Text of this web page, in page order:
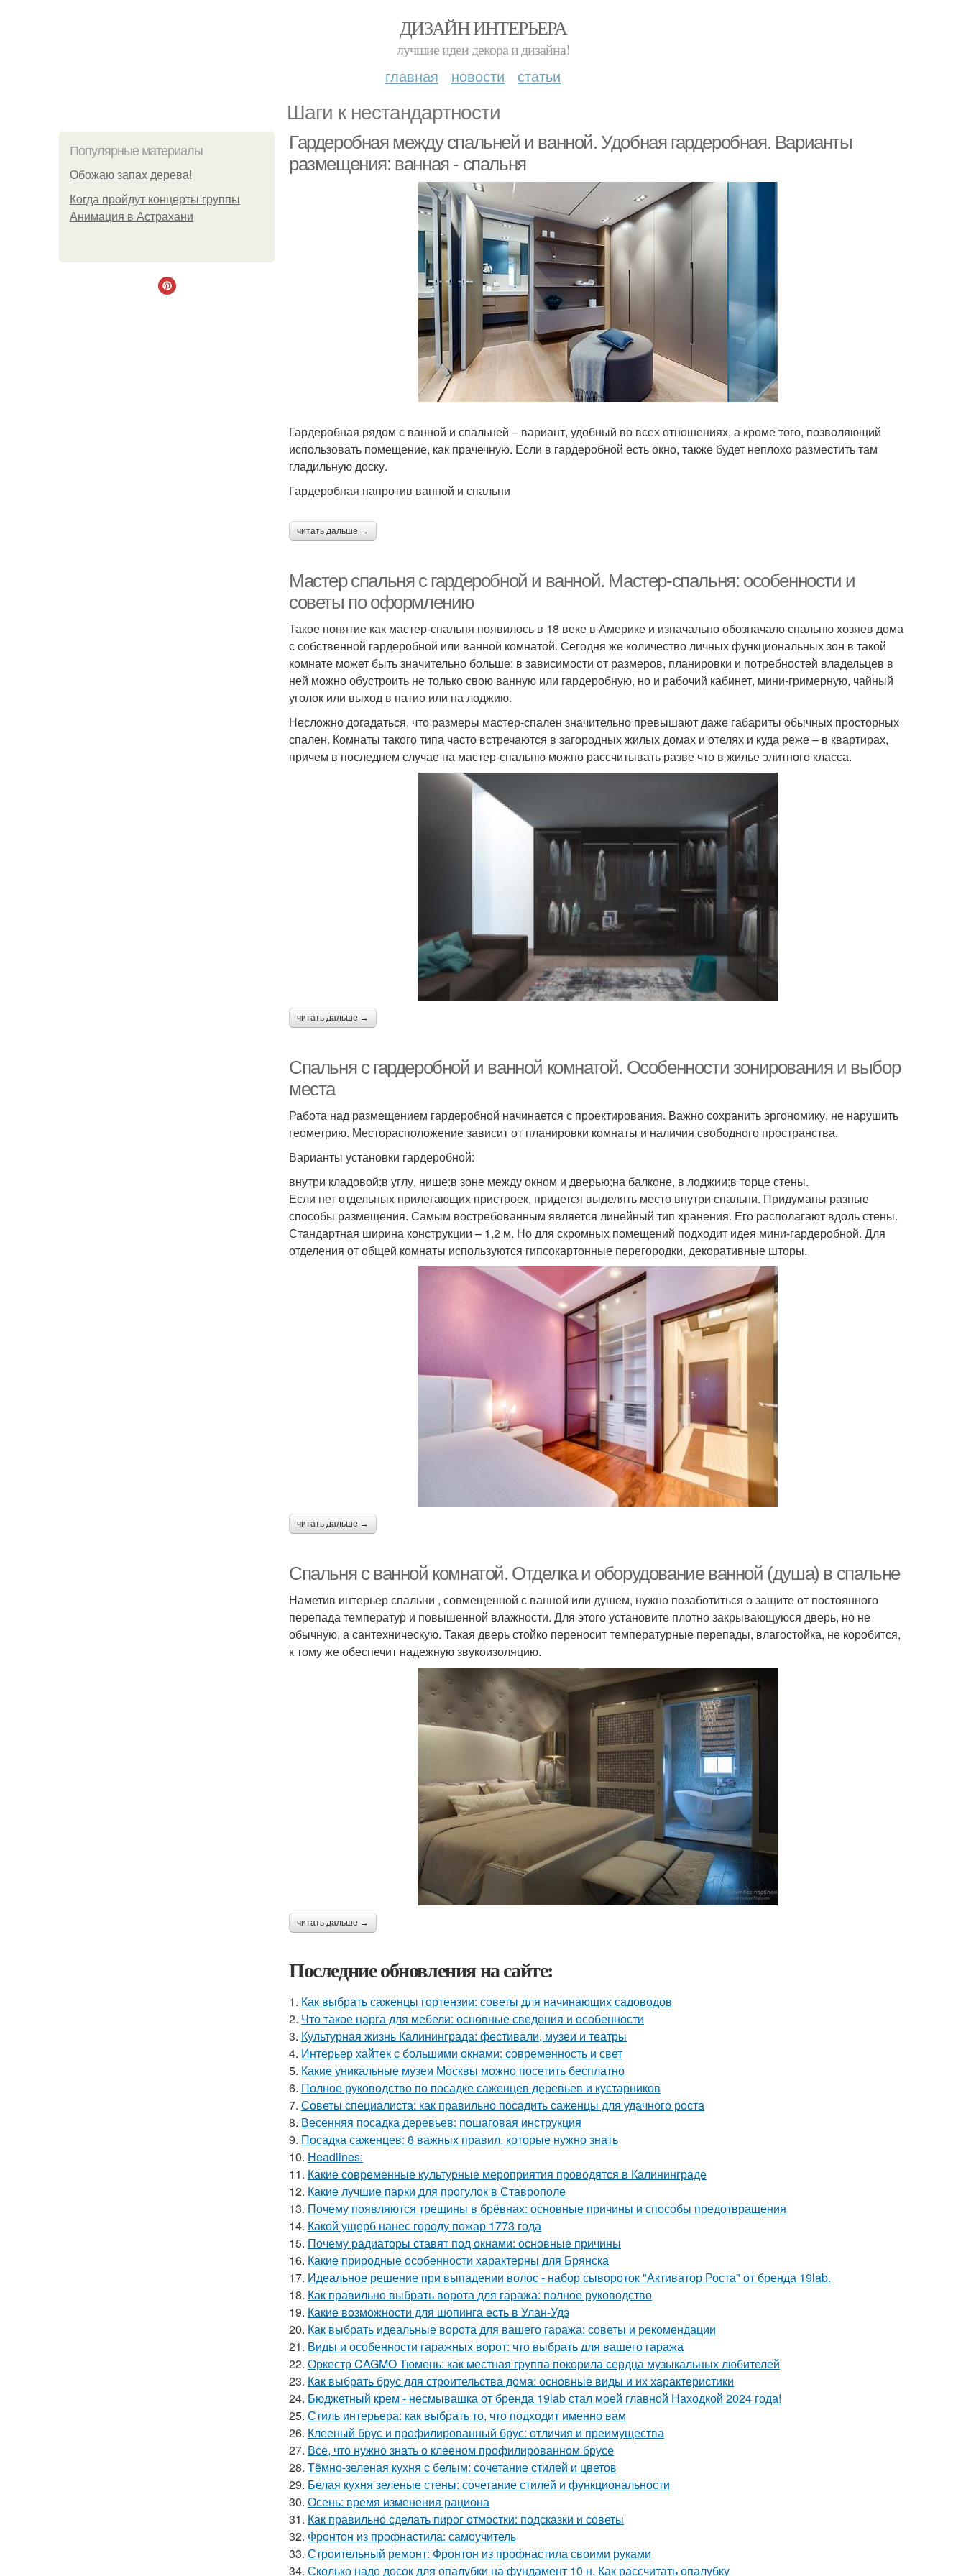
ДИЗАЙН ИНТЕРЬЕРА
лучшие идеи декора и дизайна!
главная новости статьи
Шаги к нестандартности
Популярные материалы
Обожaю зaпах деpева!
Когда пройдут концерты группы
Анимация в Астрахани
Гардеробная между спальней и ванной. Удобная гардеробная. Варианты
размещения: ванная - спальня
Гардеробная рядом с ванной и спальней – вариант, удобный во всех отношениях, а кроме того, позволяющий
использовать помещение, как прачечную. Если в гардеробной есть окно, также будет неплохо разместить там
гладильную доску.
Гардеробная напротив ванной и спальни
читать дальше →
Мастер спальня с гардеробной и ванной. Мастер-спальня: особенности и
советы по оформлению
Такое понятие как мастер-спальня появилось в 18 веке в Америке и изначально обозначало спальню хозяев дома
с собственной гардеробной или ванной комнатой. Сегодня же количество личных функциональных зон в такой
комнате может быть значительно больше: в зависимости от размеров, планировки и потребностей владельцев в
ней можно обустроить не только свою ванную или гардеробную, но и рабочий кабинет, мини-гримерную, чайный
уголок или выход в патио или на лоджию.
Несложно догадаться, что размеры мастер-спален значительно превышают даже габариты обычных просторных
спален. Комнаты такого типа часто встречаются в загородных жилых домах и отелях и куда реже – в квартирах,
причем в последнем случае на мастер-спальню можно рассчитывать разве что в жилье элитного класса.
читать дальше →
Спальня с гардеробной и ванной комнатой. Особенности зонирования и выбор
места
Работа над размещением гардеробной начинается с проектирования. Важно сохранить эргономику, не нарушить
геометрию. Месторасположение зависит от планировки комнаты и наличия свободного пространства.
Варианты установки гардеробной:
внутри кладовой;в углу, нише;в зоне между окном и дверью;на балконе, в лоджии;в торце стены.
Если нет отдельных прилегающих пристроек, придется выделять место внутри спальни. Придуманы разные
способы размещения. Самым востребованным является линейный тип хранения. Его располагают вдоль стены.
Стандартная ширина конструкции – 1,2 м. Но для скромных помещений подходит идея мини-гардеробной. Для
отделения от общей комнаты используются гипсокартонные перегородки, декоративные шторы.
читать дальше →
Спальня с ванной комнатой. Отделка и оборудование ванной (душа) в спальне
Наметив интерьер спальни , совмещенной с ванной или душем, нужно позаботиться о защите от постоянного
перепада температур и повышенной влажности. Для этого установите плотно закрывающуюся дверь, но не
обычную, а сантехническую. Такая дверь стойко переносит температурные перепады, влагостойка, не коробится,
к тому же обеспечит надежную звукоизоляцию.
читать дальше →
Последние обновления на сайте:
1. Как выбрать саженцы гортензии: советы для начинающих садоводов
2. Что такое царга для мебели: основные сведения и особенности
3. Культурная жизнь Калининграда: фестивали, музеи и театры
4. Интерьер хайтек с большими окнами: современность и свет
5. Какие уникальные музеи Москвы можно посетить бесплатно
6. Полное руководство по посадке саженцев деревьев и кустарников
7. Советы специалиста: как правильно посадить саженцы для удачного роста
8. Весенняя посадка деревьев: пошаговая инструкция
9. Посадка саженцев: 8 важных правил, которые нужно знать
10. Headlines:
11. Какие современные культурные мероприятия проводятся в Калининграде
12. Какие лучшие парки для прогулок в Ставрополе
13. Почему появляются трещины в брёвнах: основные причины и способы предотвращения
14. Какой ущерб нанес городу пожар 1773 года
15. Почему радиаторы ставят под окнами: основные причины
16. Какие природные особенности характерны для Брянска
17. Идеальное решение при выпадении волос - набор сывороток "Активатор Роста" от бренда 19lab.
18. Как правильно выбрать ворота для гаража: полное руководство
19. Какие возможности для шопинга есть в Улан-Удэ
20. Как выбрать идеальные ворота для вашего гаража: советы и рекомендации
21. Виды и особенности гаражных ворот: что выбрать для вашего гаража
22. Оркестр CAGMO Тюмень: как местная группа покорила сердца музыкальных любителей
23. Как выбрать брус для строительства дома: основные виды и их характеристики
24. Бюджетный крем - несмывашка от бренда 19lab стал моей главной Находкой 2024 года!
25. Стиль интерьера: как выбрать то, что подходит именно вам
26. Клееный брус и профилированный брус: отличия и преимущества
27. Все, что нужно знать о клееном профилированном брусе
28. Тёмно-зеленая кухня с белым: сочетание стилей и цветов
29. Белая кухня зеленые стены: сочетание стилей и функциональности
30. Осень: время изменения рациона
31. Как правильно сделать пирог отмостки: подсказки и советы
32. Фронтон из профнастила: самоучитель
33. Строительный ремонт: Фронтон из профнастила своими руками
34. Сколько надо досок для опалубки на фундамент 10 н. Как рассчитать опалубку